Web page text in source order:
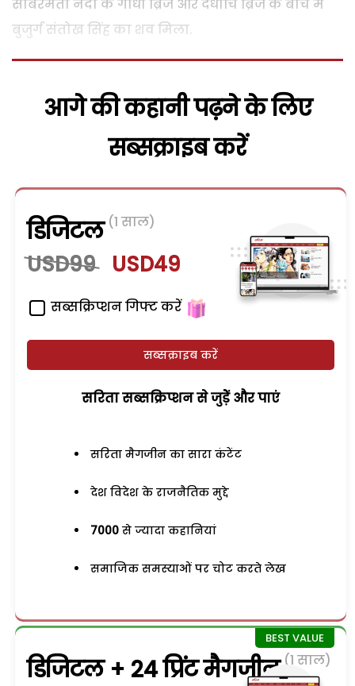
साबरमती नदी के गांधी ब्रिज और दधीचि ब्रिज के बीच में
बुजुर्ग संतोख सिंह का शव मिला.
आगे की कहानी पढ़ने के लिए
सब्सक्राइब करें
डिजिटल (1 साल)
USD99 USD49
सब्सक्रिप्शन गिफ्ट करें
सब्सक्राइब करें
सरिता सब्सक्रिप्शन से जुड़ेें और पाएं
सरिता मैगजीन का सारा कंटेंट
देश विदेश के राजनैतिक मुद्दे
7000 से ज्यादा कहानियां
समाजिक समस्याओं पर चोट करते लेख
डिजिटल + 24 प्रिंट मैगजीन (1 साल)